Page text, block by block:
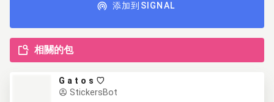
添加到SIGNAL
相關的包
G a t o s ♡
StickersBot